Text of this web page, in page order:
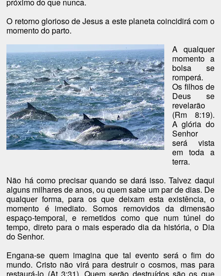
próximo do que nunca.
O retorno glorioso de Jesus a este planeta coincidirá com o
momento do parto.
A qualquer
momento a
bolsa se
romperá.
Os filhos de
Deus se
revelarão
(Rm 8:19).
A glória do
Senhor
será vista
em toda a
terra.
Não há como precisar quando se dará isso. Talvez daqui
alguns milhares de anos, ou quem sabe um par de dias. De
qualquer forma, para os que deixam esta existência, o
momento é imediato. Somos removidos da dimensão
espaço-temporal, e remetidos como que num túnel do
tempo, direto para o mais esperado dia da história, o Dia
do Senhor.
Engana-se quem imagina que tal evento será o fim do
mundo. Cristo não virá para destruir o cosmos, mas para